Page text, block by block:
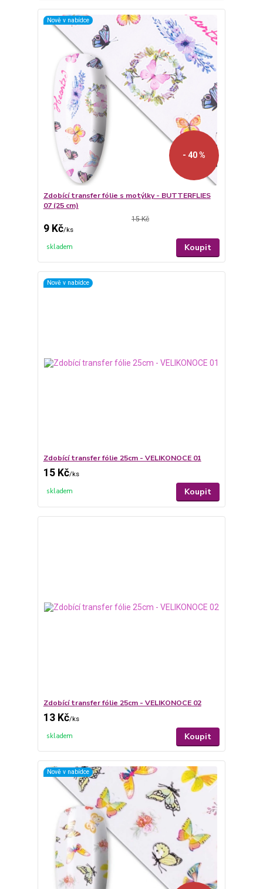
Nově v nabídce
- 40 %
Zdobící transfer fólie s motýlky - BUTTERFLIES
07 (25 cm)
15 Kč
9 Kč/ks
skladem Koupit
Nově v nabídce
Zdobící transfer fólie 25cm - VELIKONOCE 01
15 Kč/ks
skladem Koupit
Zdobící transfer fólie 25cm - VELIKONOCE 02
13 Kč/ks
skladem Koupit
Nově v nabídce